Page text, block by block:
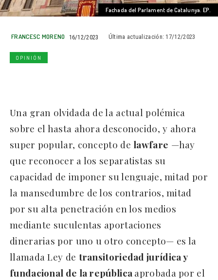
Fachada del Parlament de Catalunya. EP.
FRANCESC MORENO 16/12/2023 Última actualización: 17/12/2023
OPINIÓN
Una gran olvidada de la actual polémica
sobre el hasta ahora desconocido, y ahora
super popular, concepto de lawfare —hay
que reconocer a los separatistas su
capacidad de imponer su lenguaje, mitad por
la mansedumbre de los contrarios, mitad
por su alta penetración en los medios
mediante suculentas aportaciones
dinerarias por uno u otro concepto— es la
llamada Ley de transitoriedad jurídica y
fundacional de la repúblicaaprobada por el